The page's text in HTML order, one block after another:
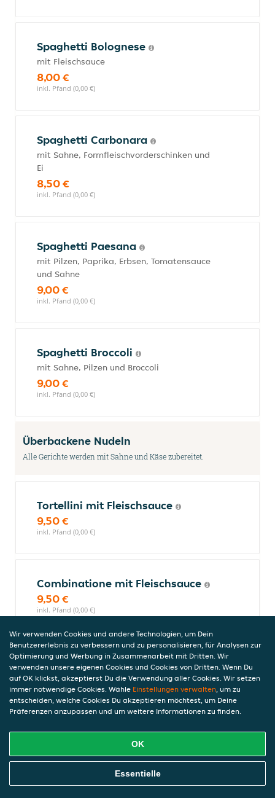
Spaghetti Bolognese
mit Fleischsauce
8,00 €
inkl. Pfand (0,00 €)
Spaghetti Carbonara
mit Sahne, Formfleischvorderschinken und
Ei
8,50 €
inkl. Pfand (0,00 €)
Spaghetti Paesana
mit Pilzen, Paprika, Erbsen, Tomatensauce
und Sahne
9,00 €
inkl. Pfand (0,00 €)
Spaghetti Broccoli
mit Sahne, Pilzen und Broccoli
9,00 €
inkl. Pfand (0,00 €)
Überbackene Nudeln
Alle Gerichte werden mit Sahne und Käse zubereitet.
Tortellini mit Fleischsauce
9,50 €
inkl. Pfand (0,00 €)
Combinatione mit Fleischsauce
9,50 €
inkl. Pfand (0,00 €)
Pasticcio
mit Sahne, Pilzen,
Formfleischvorderschinken und Käse
10,00 €
inkl. Pfand (0,00 €)
Spaghetti Azad
mit Gorgonzola, Dönerfleisch und
Online Essen Bestellen
Wir verwenden Cookies und andere Technologien, um Dein
Benutzererlebnis zu verbessern und zu personalisieren, für Analysen zur
Optimierung und Werbung in Zusammenarbeit mit Dritten. Wir
verwenden unsere eigenen Cookies und Cookies von Dritten. Wenn Du
auf OK klickst, akzeptierst Du die Verwendung aller Cookies. Wir setzen
immer notwendige Cookies. Wähle Einstellungen verwalten, um zu
entscheiden, welche Cookies Du akzeptieren möchtest, um Deine
Präferenzen anzupassen und um weitere Informationen zu finden.
OK
Essentielle